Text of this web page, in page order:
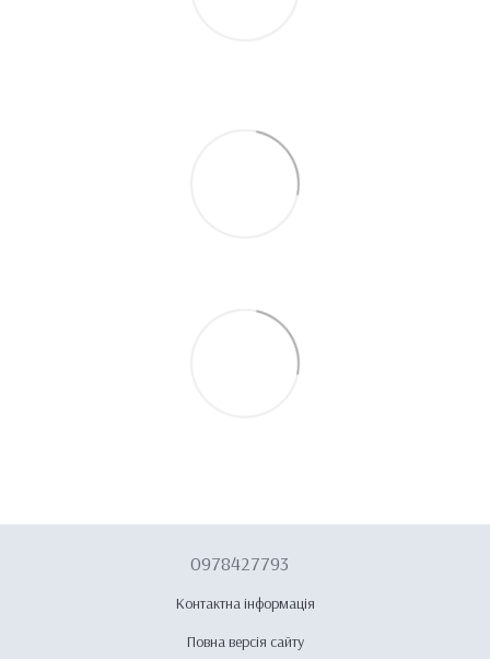
0978427793
Контактна інформація
Повна версія сайту